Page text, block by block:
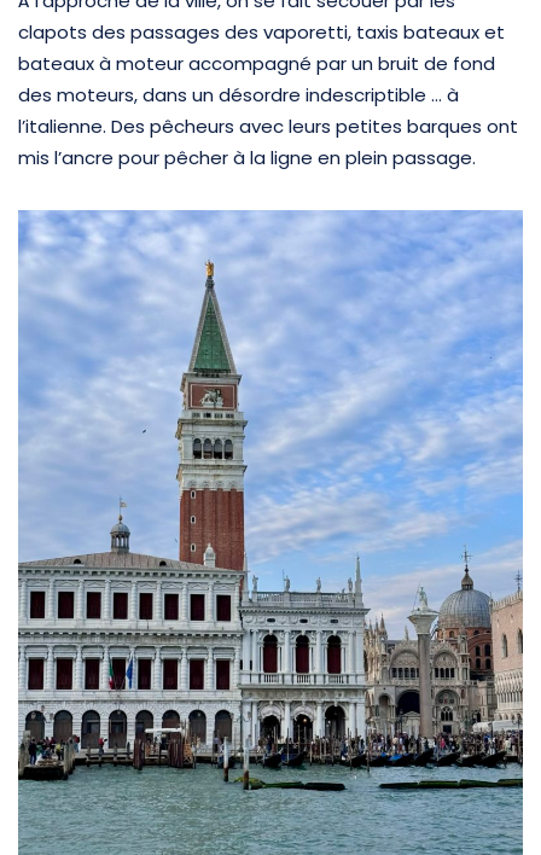
clapots des passages des vaporetti, taxis bateaux et
bateaux à moteur accompagné par un bruit de fond
des moteurs, dans un désordre indescriptible … à
l’italienne. Des pêcheurs avec leurs petites barques ont
mis l’ancre pour pêcher à la ligne en plein passage.